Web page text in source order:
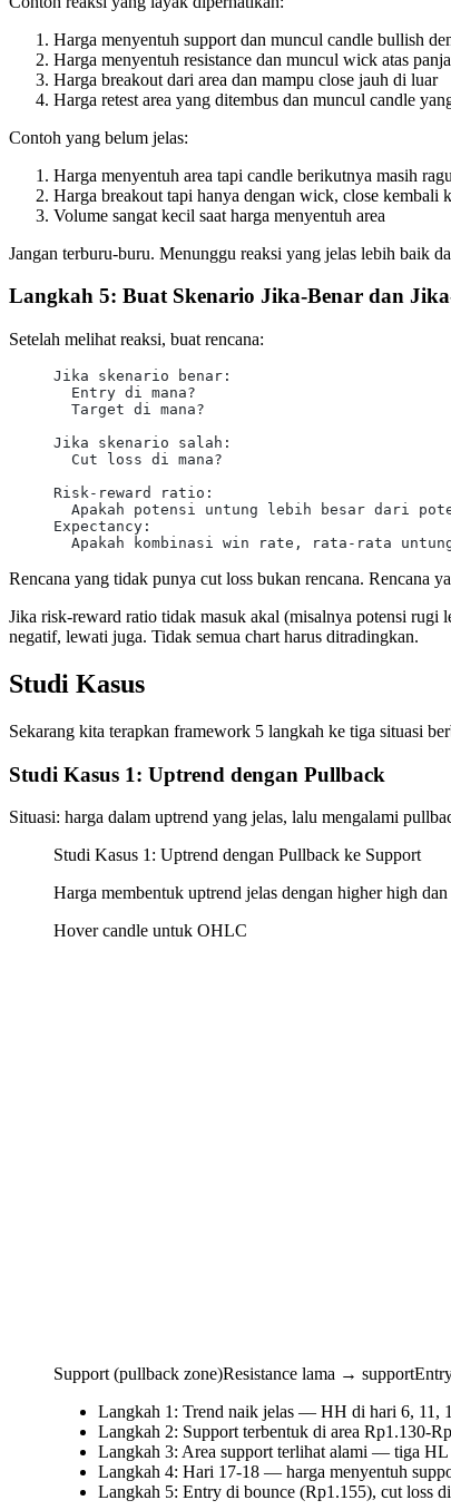
Harga menyentuh support dan muncul candle bullish
Harga menyentuh resistance dan muncul wick atas
Harga breakout dari area dan mampu close jauh di luar
Harga retest area yang ditembus dan muncul candle
Contoh yang belum jelas:
Harga menyentuh area tapi candle berikutnya masih
Harga breakout tapi hanya dengan wick, close kembali
Volume sangat kecil saat harga menyentuh area
Jangan terburu-buru. Menunggu reaksi yang jelas lebih baik
Langkah 5: Buat Skenario Jika-Benar dan
Setelah melihat reaksi, buat rencana:
Jika skenario benar:
  Entry di mana?
  Target di mana?
Jika skenario salah:
  Cut loss di mana?
Risk-reward ratio:
Apakah potensi untung lebih besar dari
Expectancy:
Apakah kombinasi win rate, rata-rata
Rencana yang tidak punya cut loss bukan rencana. Rencana
Jika risk-reward ratio tidak masuk akal (misalnya potensi rugi
negatif, lewati juga. Tidak semua chart harus ditradingkan.
Studi Kasus
Sekarang kita terapkan framework 5 langkah ke tiga situasi
Studi Kasus 1: Uptrend dengan Pullback
Situasi: harga dalam uptrend yang jelas, lalu mengalami
Studi Kasus 1: Uptrend dengan Pullback ke Support
Harga membentuk uptrend jelas dengan higher high
Hover candle untuk OHLC
Support (pullback zone)Resistance lama → support
Langkah 1: Trend naik jelas — HH di hari 6, 11,
Langkah 2: Support terbentuk di area Rp1.130-
Langkah 3: Area support terlihat alami — tiga
Langkah 4: Hari 17-18 — harga menyentuh
Langkah 5: Entry di bounce (Rp1.155), cut loss